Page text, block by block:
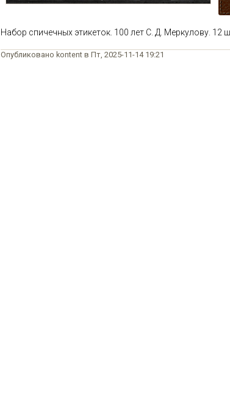
Набор спичечных этикеток. 100 лет С. Д. Меркулову. 12
Опубликовано kontent в Пт, 2025-11-14 19:21